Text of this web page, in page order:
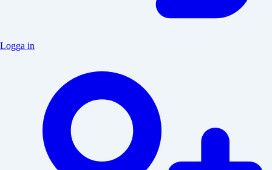
Logga in